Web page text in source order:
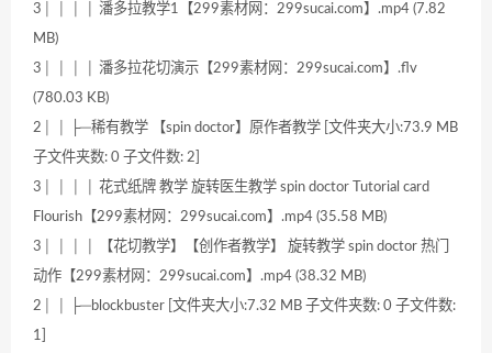
3│ │ │ │ 潘多拉教学1【299素材网：299sucai.com】.mp4 (7.82
MB)
3│ │ │ │ 潘多拉花切演示【299素材网：299sucai.com】.flv
(780.03 KB)
2│ │ ├─稀有教学 【spin doctor】原作者教学 [文件夹大小:73.9 MB
子文件夹数: 0 子文件数: 2]
3│ │ │ │ 花式纸牌 教学 旋转医生教学 spin doctor Tutorial card
Flourish【299素材网：299sucai.com】.mp4 (35.58 MB)
3│ │ │ │ 【花切教学】【创作者教学】 旋转教学 spin doctor 热门
动作【299素材网：299sucai.com】.mp4 (38.32 MB)
2│ │ ├─blockbuster [文件夹大小:7.32 MB 子文件夹数: 0 子文件数:
1]